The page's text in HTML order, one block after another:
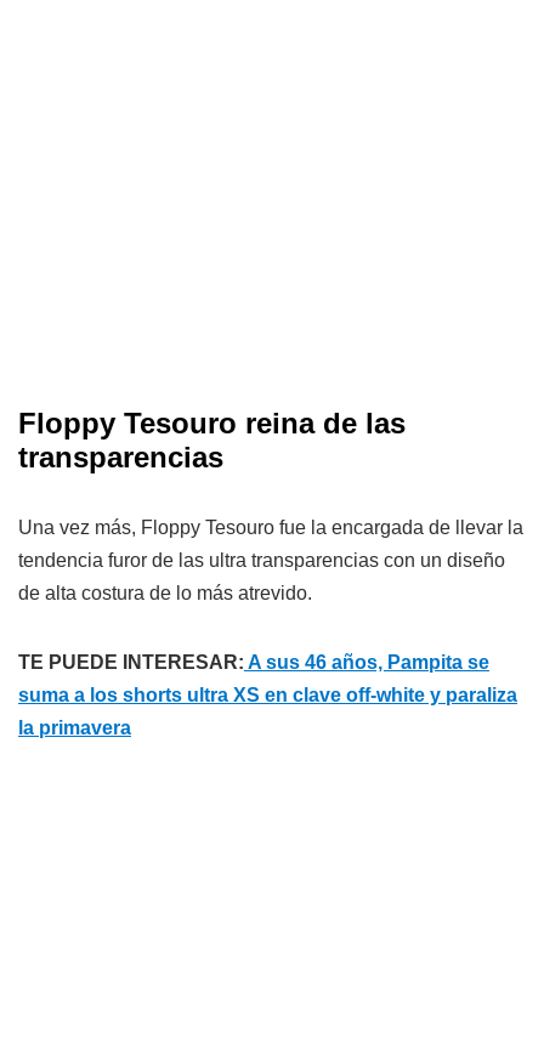
Floppy Tesouro reina de las
transparencias
Una vez más, Floppy Tesouro fue la encargada de llevar la
tendencia furor de las ultra transparencias con un diseño
de alta costura de lo más atrevido.
TE PUEDE INTERESAR: A sus 46 años, Pampita se
suma a los shorts ultra XS en clave off-white y paraliza
la primavera